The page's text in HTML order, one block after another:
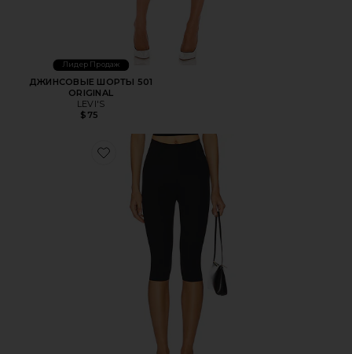
Лидер Продаж
ДЖИНСОВЫЕ ШОРТЫ 501
ORIGINAL
LEVI'S
$75
Favorite ЛЕГГИНСЫ КАПРИ